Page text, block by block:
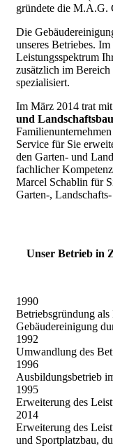
gründete die M.A.G.
Die
unseres Betriebes.
Leistungsspektrum
zusätzlich im Bereich
spezialisiert.
Im März 2014 trat
und Landschaftsbau
Service für Sie
den Garten- und
fachlicher
Marcel Schablin für
Garten-,
Unser Betrieb in
1990
Betriebsgründung
Gebäudereinigung
1992
Umwandlung des
1996
Ausbildungsbetrieb
1995
Erweiterung des
2014
Erweiterung des
und Sportplatzbau,